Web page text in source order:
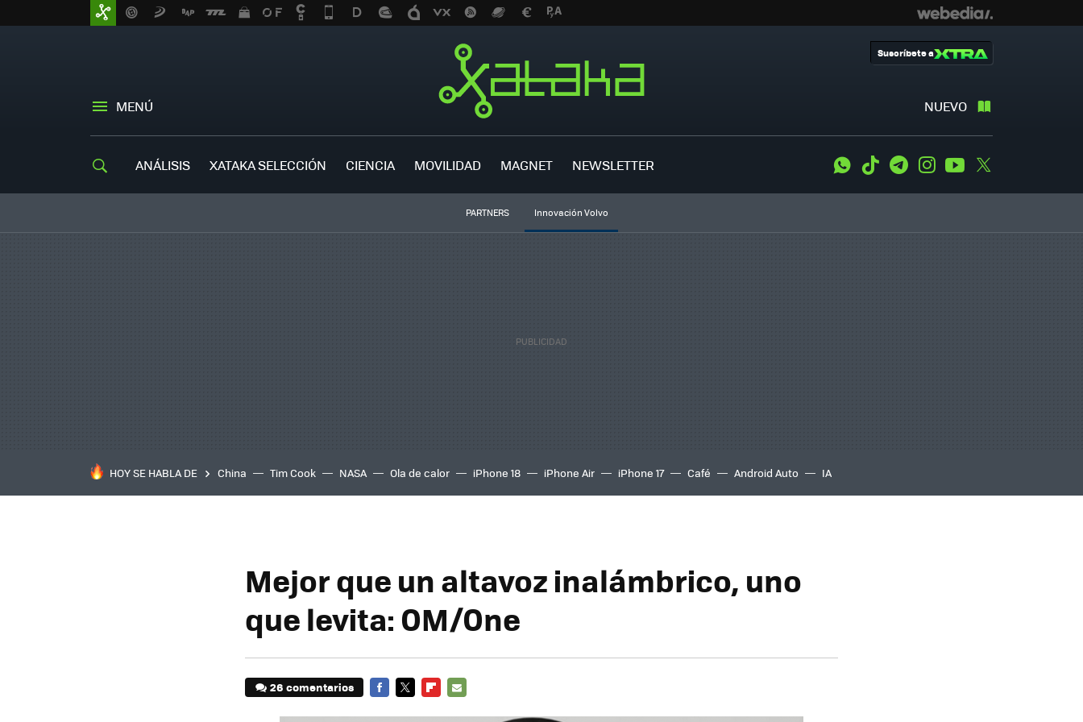
MENÚ NUEVO
Suscríbete a
ANÁLISIS XATAKA SELECCIÓN CIENCIA MOVILIDAD MAGNET NEWSLETTER WhatsApp
Tiktok TelegramInstagramYoutube
PARTNERS Innovación Volvo
HOY SE HABLA DE China Tim Cook NASA Ola de calor iPhone 18 iPhone Air iPhone 17 Café Android Auto IA
Mejor que un altavoz inalámbrico, uno
que levita: OM/One
26 comentarios